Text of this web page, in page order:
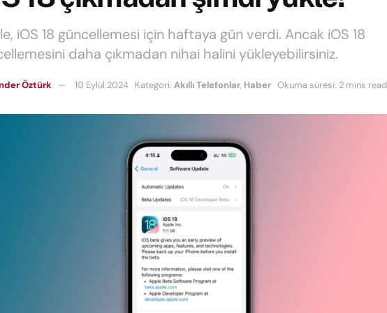
iOS 18 güncellemesi için haftaya gün verdi. Ancak iOS 18
daha çıkmadan nihai halini yükleyebilirsiniz.
Öztürk 10 Eylül 2024 Kategori: Akıllı Telefonlar, Haber Okuma süresi: 2 mins read